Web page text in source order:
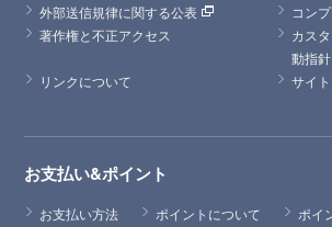
外部送信規律に関する公表
コン
著作権と不正アクセス
カス
動指針
リンクについて
サイ
お支払い&ポイント
お支払い方法 ポイントについて ポイ